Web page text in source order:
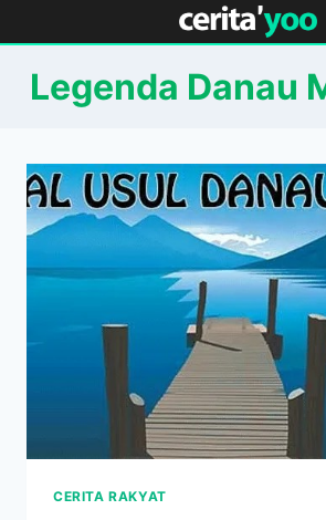
to
contentLegenda Danau
CERITA RAKYAT